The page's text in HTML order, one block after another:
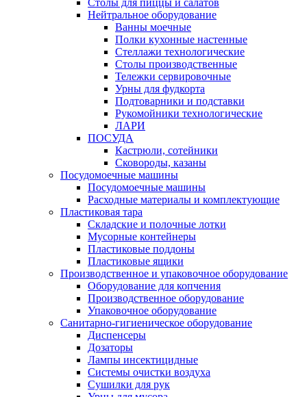
Столы для пиццы и салатов
Нейтральное оборудование
Ванны моечные
Полки кухонные настенные
Стеллажи технологические
Столы производственные
Тележки сервировочные
Урны для фудкорта
Подтоварники и подставки
Рукомойники технологические
ЛАРИ
ПОСУДА
Кастрюли, сотейники
Сковороды, казаны
Посудомоечные машины
Посудомоечные машины
Расходные материалы и комплектующие
Пластиковая тара
Складские и полочные лотки
Мусорные контейнеры
Пластиковые поддоны
Пластиковые ящики
Производственное и упаковочное оборудование
Оборудование для копчения
Производственное оборудование
Упаковочное оборудование
Санитарно-гигиеническое оборудование
Диспенсеры
Дозаторы
Лампы инсектицидные
Системы очистки воздуха
Сушилки для рук